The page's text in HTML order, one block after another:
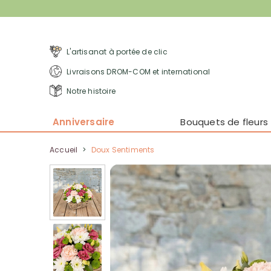
L'artisanat à portée de clic
Livraisons DROM-COM et international
Notre histoire
Anniversaire Bouquets de fleurs
Accueil > Doux Sentiments